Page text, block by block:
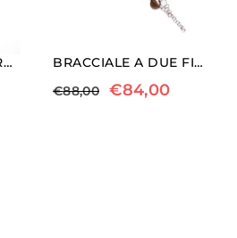
BRACCIALE IN QUARZO FUMÈ CON ELEMENTI IN ARGENTO
BRACCIALE A DUE FILI IN QUARZO FUMÉ E PERLE
€88,00 €84,00